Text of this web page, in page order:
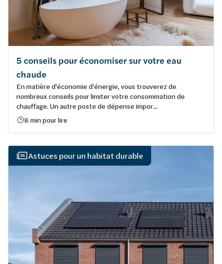
5 conseils pour économiser sur votre eau
chaude
En matière d'économie d'énergie, vous trouverez de
nombreux conseils pour limiter votre consommation de
chauffage. Un autre poste de dépense impor...
8 min pour lire
Astuces pour un habitat durable